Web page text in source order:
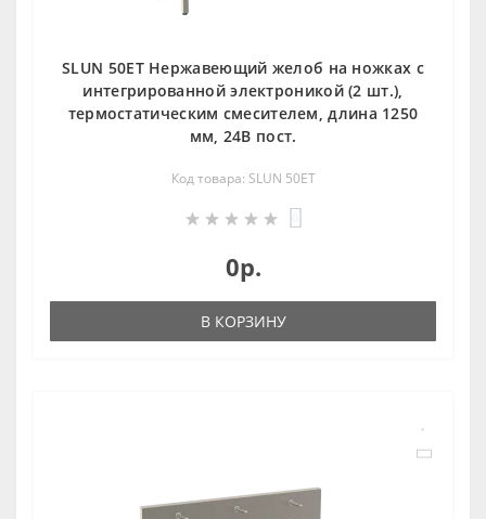
SLUN 50ET Нержавеющий желоб на ножках с
интегрированной электроникой (2 шт.),
термостатическим смесителем, длина 1250
мм, 24В пост.
Код товара: SLUN 50ET
0р.
В КОРЗИНУ